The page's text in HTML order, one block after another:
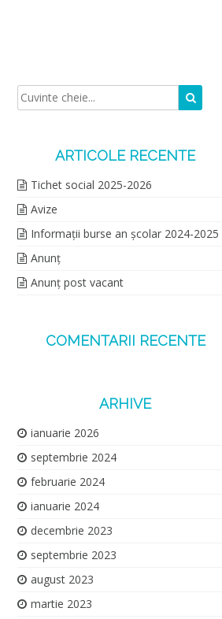
ARTICOLE RECENTE
Tichet social 2025-2026
Avize
Informații burse an școlar 2024-2025
Anunț
Anunț post vacant
COMENTARII RECENTE
ARHIVE
ianuarie 2026
septembrie 2024
februarie 2024
ianuarie 2024
decembrie 2023
septembrie 2023
august 2023
martie 2023